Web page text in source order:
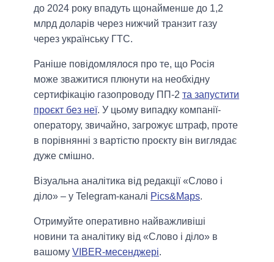
до 2024 року впадуть щонайменше до 1,2
млрд доларів через нижчий транзит газу
через українську ГТС.
Раніше повідомлялося про те, що Росія
може зважитися плюнути на необхідну
сертифікацію газопроводу ПП-2 та запустити
проєкт без неї. У цьому випадку компанії-
оператору, звичайно, загрожує штраф, проте
в порівнянні з вартістю проєкту він виглядає
дуже смішно.
Візуальна аналітика від редакції «Слово і
діло» – у Telegram-каналі Pics&Maps.
Отримуйте оперативно найважливіші
новини та аналітику від «Слово і діло» в
вашому VIBER-месенджері.